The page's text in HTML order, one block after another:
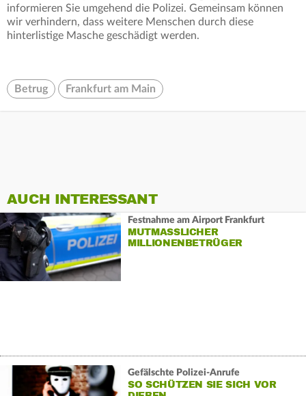
informieren Sie umgehend die Polizei. Gemeinsam können
wir verhindern, dass weitere Menschen durch diese
hinterlistige Masche geschädigt werden.
Betrug Frankfurt am Main
AUCH INTERESSANT
Festnahme am Airport Frankfurt
MUTMASSLICHER M
ILLIONENBETRÜGER G
Gefälschte Polizei-Anrufe
SO SCHÜTZEN SIE SICH VOR